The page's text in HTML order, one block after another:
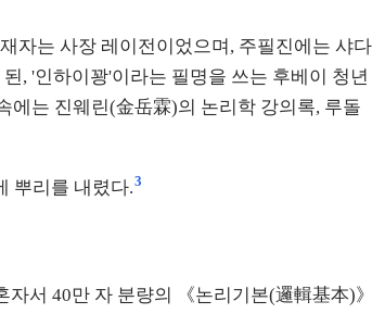
자는 사장 레이전이었으며, 주필진에는 샤다
, '인하이꽝'이라는 필명을 쓰는 후베이 청년
에는 진웨린(金岳霖)의 논리학 강의록, 루돌
뿌리를 내렸다.3
서 40만 자 분량의 《논리기본(邏輯基本)》